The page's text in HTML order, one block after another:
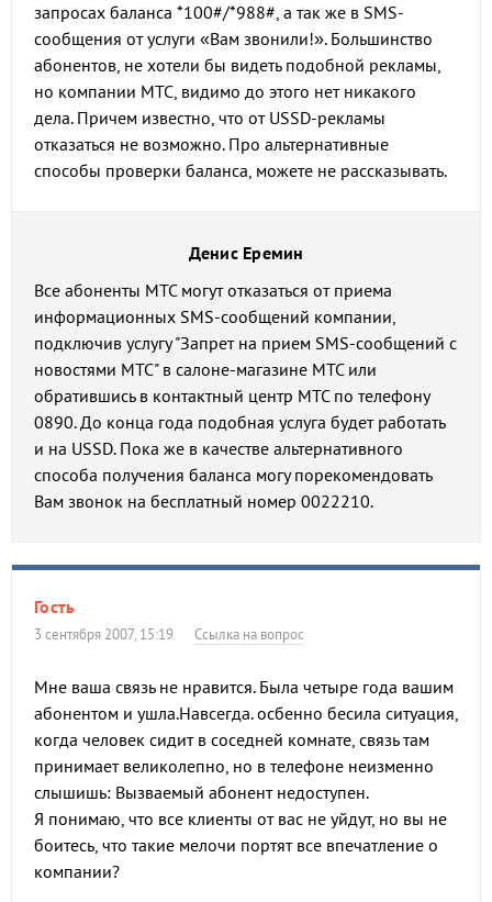
запросах баланса *100#/*988#, а так же в SMS-
сообщения от услуги «Вам звонили!». Большинство
абонентов, не хотели бы видеть подобной рекламы,
но компании МТС, видимо до этого нет никакого
дела. Причем известно, что от USSD-рекламы
отказаться не возможно. Про альтернативные
способы проверки баланса, можете не рассказывать.
Денис Еремин
Все абоненты МТС могут отказаться от приема
информационных SMS-сообщений компании,
подключив услугу "Запрет на прием SMS-сообщений с
новостями МТС" в салоне-магазине МТС или
обратившись в контактный центр МТС по телефону
0890. До конца года подобная услуга будет работать
и на USSD. Пока же в качестве альтернативного
способа получения баланса могу порекомендовать
Вам звонок на бесплатный номер 0022210.
Гость
3 сентября 2007, 15:19 Ссылка на вопрос
Мне ваша связь не нравится. Была четыре года вашим
абонентом и ушла.Навсегда. осбенно бесила ситуация,
когда человек сидит в соседней комнате, связь там
принимает великолепно, но в телефоне неизменно
слышишь: Вызваемый абонент недоступен.
Я понимаю, что все клиенты от вас не уйдут, но вы не
боитесь, что такие мелочи портят все впечатление о
компании?